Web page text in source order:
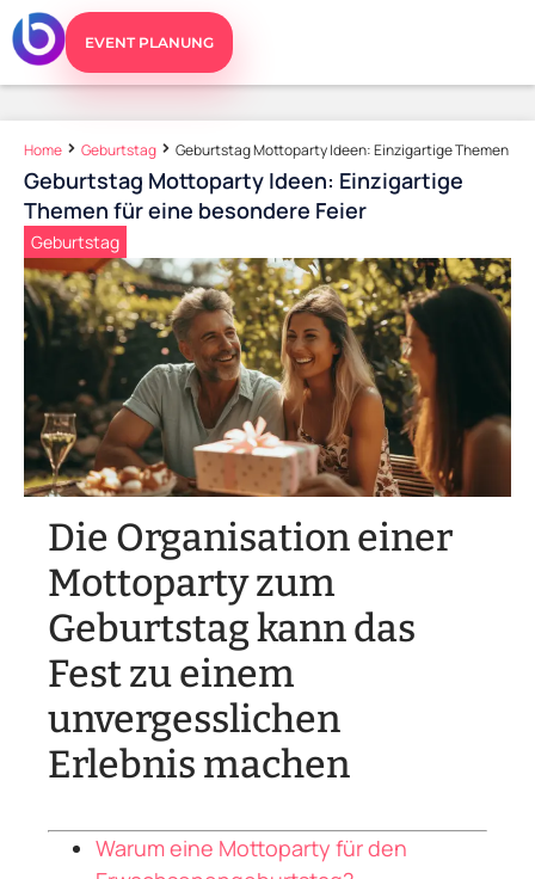
EVENT PLANUNG
Home Geburtstag Geburtstag Mottoparty Ideen: Einzigartige Themen für
Geburtstag Mottoparty Ideen: Einzigartige
Themen für eine besondere Feier
Geburtstag
Die Organisation einer
Mottoparty zum
Geburtstag kann das
Fest zu einem
unvergesslichen
Erlebnis machen
Warum eine Mottoparty für den